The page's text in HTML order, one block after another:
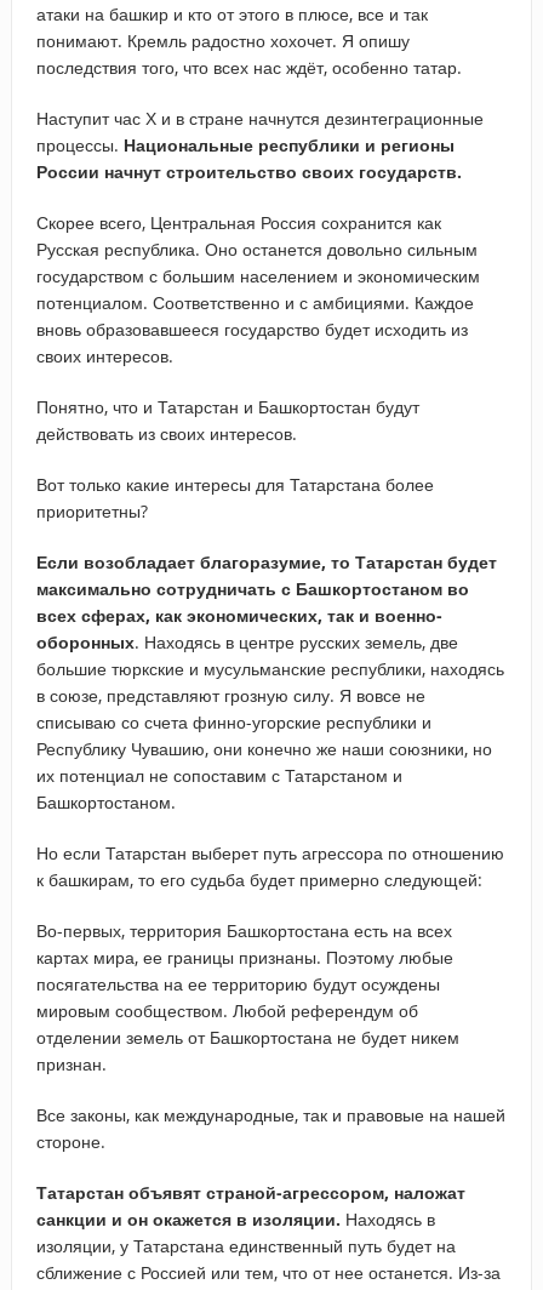
атаки на башкир и кто от этого в плюсе, все и так
понимают. Кремль радостно хохочет. Я опишу
последствия того, что всех нас ждёт, особенно татар.
Наступит час Х и в стране начнутся дезинтеграционные
процессы. Национальные республики и регионы
России начнут строительство своих государств.
Скорее всего, Центральная Россия сохранится как
Русская республика. Оно останется довольно сильным
государством с большим населением и экономическим
потенциалом. Соответственно и с амбициями. Каждое
вновь образовавшееся государство будет исходить из
своих интересов.
Понятно, что и Татарстан и Башкортостан будут
действовать из своих интересов.
Вот только какие интересы для Татарстана более
приоритетны?
Если возобладает благоразумие, то Татарстан будет
максимально сотрудничать с Башкортостаном во
всех сферах, как экономических, так и военно-
оборонных. Находясь в центре русских земель, две
большие тюркские и мусульманские республики, находясь
в союзе, представляют грозную силу. Я вовсе не
списываю со счета финно-угорские республики и
Республику Чувашию, они конечно же наши союзники, но
их потенциал не сопоставим с Татарстаном и
Башкортостаном.
Но если Татарстан выберет путь агрессора по отношению
к башкирам, то его судьба будет примерно следующей:
Во-первых, территория Башкортостана есть на всех
картах мира, ее границы признаны. Поэтому любые
посягательства на ее территорию будут осуждены
мировым сообществом. Любой референдум об
отделении земель от Башкортостана не будет никем
признан.
Все законы, как международные, так и правовые на нашей
стороне.
Татарстан объявят страной-агрессором, наложат
санкции и он окажется в изоляции. Находясь в
изоляции, у Татарстана единственный путь будет на
сближение с Россией или тем, что от нее останется. Из-за